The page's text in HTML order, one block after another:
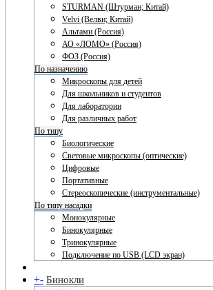
STURMAN (Штурман; Китай)
Velvi (Велви; Китай)
Альтами (Россия)
АО «ЛОМО» (Россия)
ФОЗ (Россия)
По назначению
Микроскопы для детей
Для школьников и студентов
Для лаборатории
Для различных работ
По типу
Биологические
Световые микроскопы (оптические)
Цифровые
Портативные
Стереоскопические (инструментальные)
По типу насадки
Монокулярные
Бинокулярные
Тринокулярные
Подключение по USB (LCD экран)
+- Бинокли